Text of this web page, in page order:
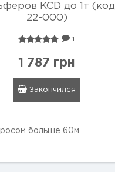
KCD до 1т (код
22-000)
1
1 787 грн
Закончился
больше 60м